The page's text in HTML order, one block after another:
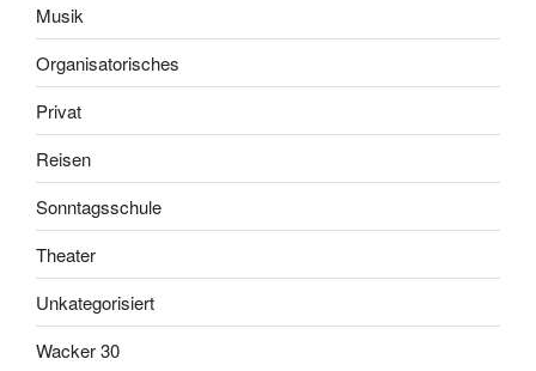
Musik
Organisatorisches
Privat
Reisen
Sonntagsschule
Theater
Unkategorisiert
Wacker 30